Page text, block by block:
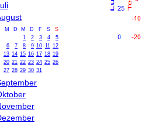
M D M D F S
S
1
2 3 4
5
6
7 8 9 10 11 12
13 14 15 16 17 18 19
20 21 22 23 24 25 26
27 28 29 30 31